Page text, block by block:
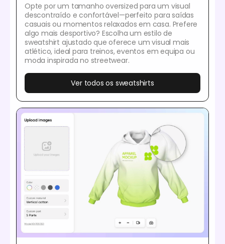
Opte por um tamanho oversized para um visual
descontraído e confortável—perfeito para saídas
casuais ou momentos relaxados em casa. Prefere
algo mais desportivo? Escolha um estilo de
sweatshirt ajustado que oferece um visual mais
atlético, ideal para treinos, eventos em equipa ou
moda inspirada no streetwear.
Ver todos os sweatshirts